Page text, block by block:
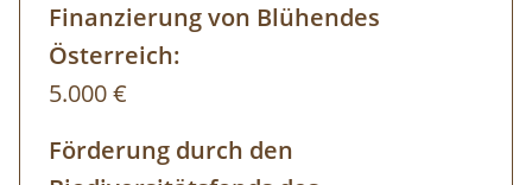
Finanzierung von Blühendes
Österreich:
5.000 €
Förderung durch den